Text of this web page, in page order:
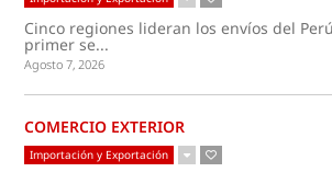
Cinco regiones lideran los envíos del
primer se...
Agosto 7, 2026
COMERCIO EXTERIOR
Importación y Exportación